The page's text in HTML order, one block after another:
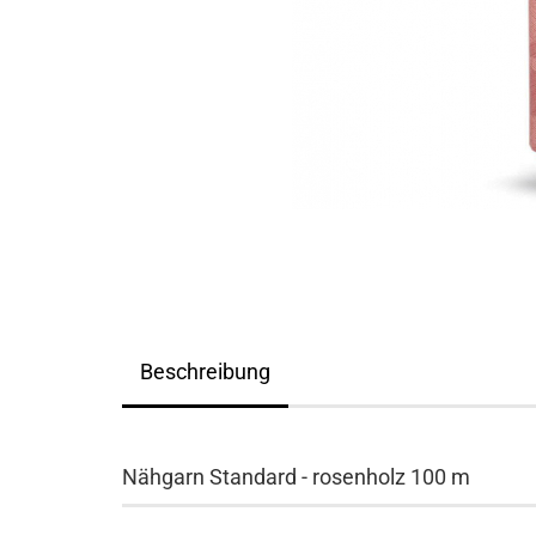
Beschreibung
Nähgarn Standard - rosenholz 100 m